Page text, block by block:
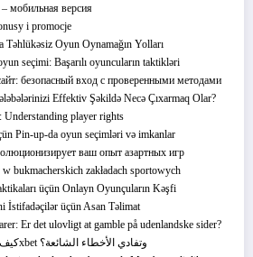
мобильная версия
i promocje
Təhlükəsiz Oyun Oynamağın Yolları
seçimi: Başarılı oyuncuların taktikləri
безопасный вход с проверенными методами
Effektiv Şəkildə Necə Çıxarmaq Olar?
Understanding player rights
Pin-up-da oyun seçimləri və imkanlar
ваш опыт азартных игр
bukmacherskich zakładach sportowych
üçün Onlayn Oyunçuların Kəşfi
İstifadəçilər üçün Asan Təlimat
Er det ulovligt at gamble på udenlandske sider?
كيف يمكن المراهنة على 1xbet وتفادي الأخطاء الشائعة؟